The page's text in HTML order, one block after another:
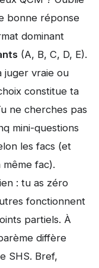
bonne réponse
dominant
(A, B, C, D, E).
juger vraie ou
constitue ta
ne cherches pas
mini-questions
les facs (et
fac).
: tu as zéro
fonctionnent
partiels. À
diffère
SHS. Bref,